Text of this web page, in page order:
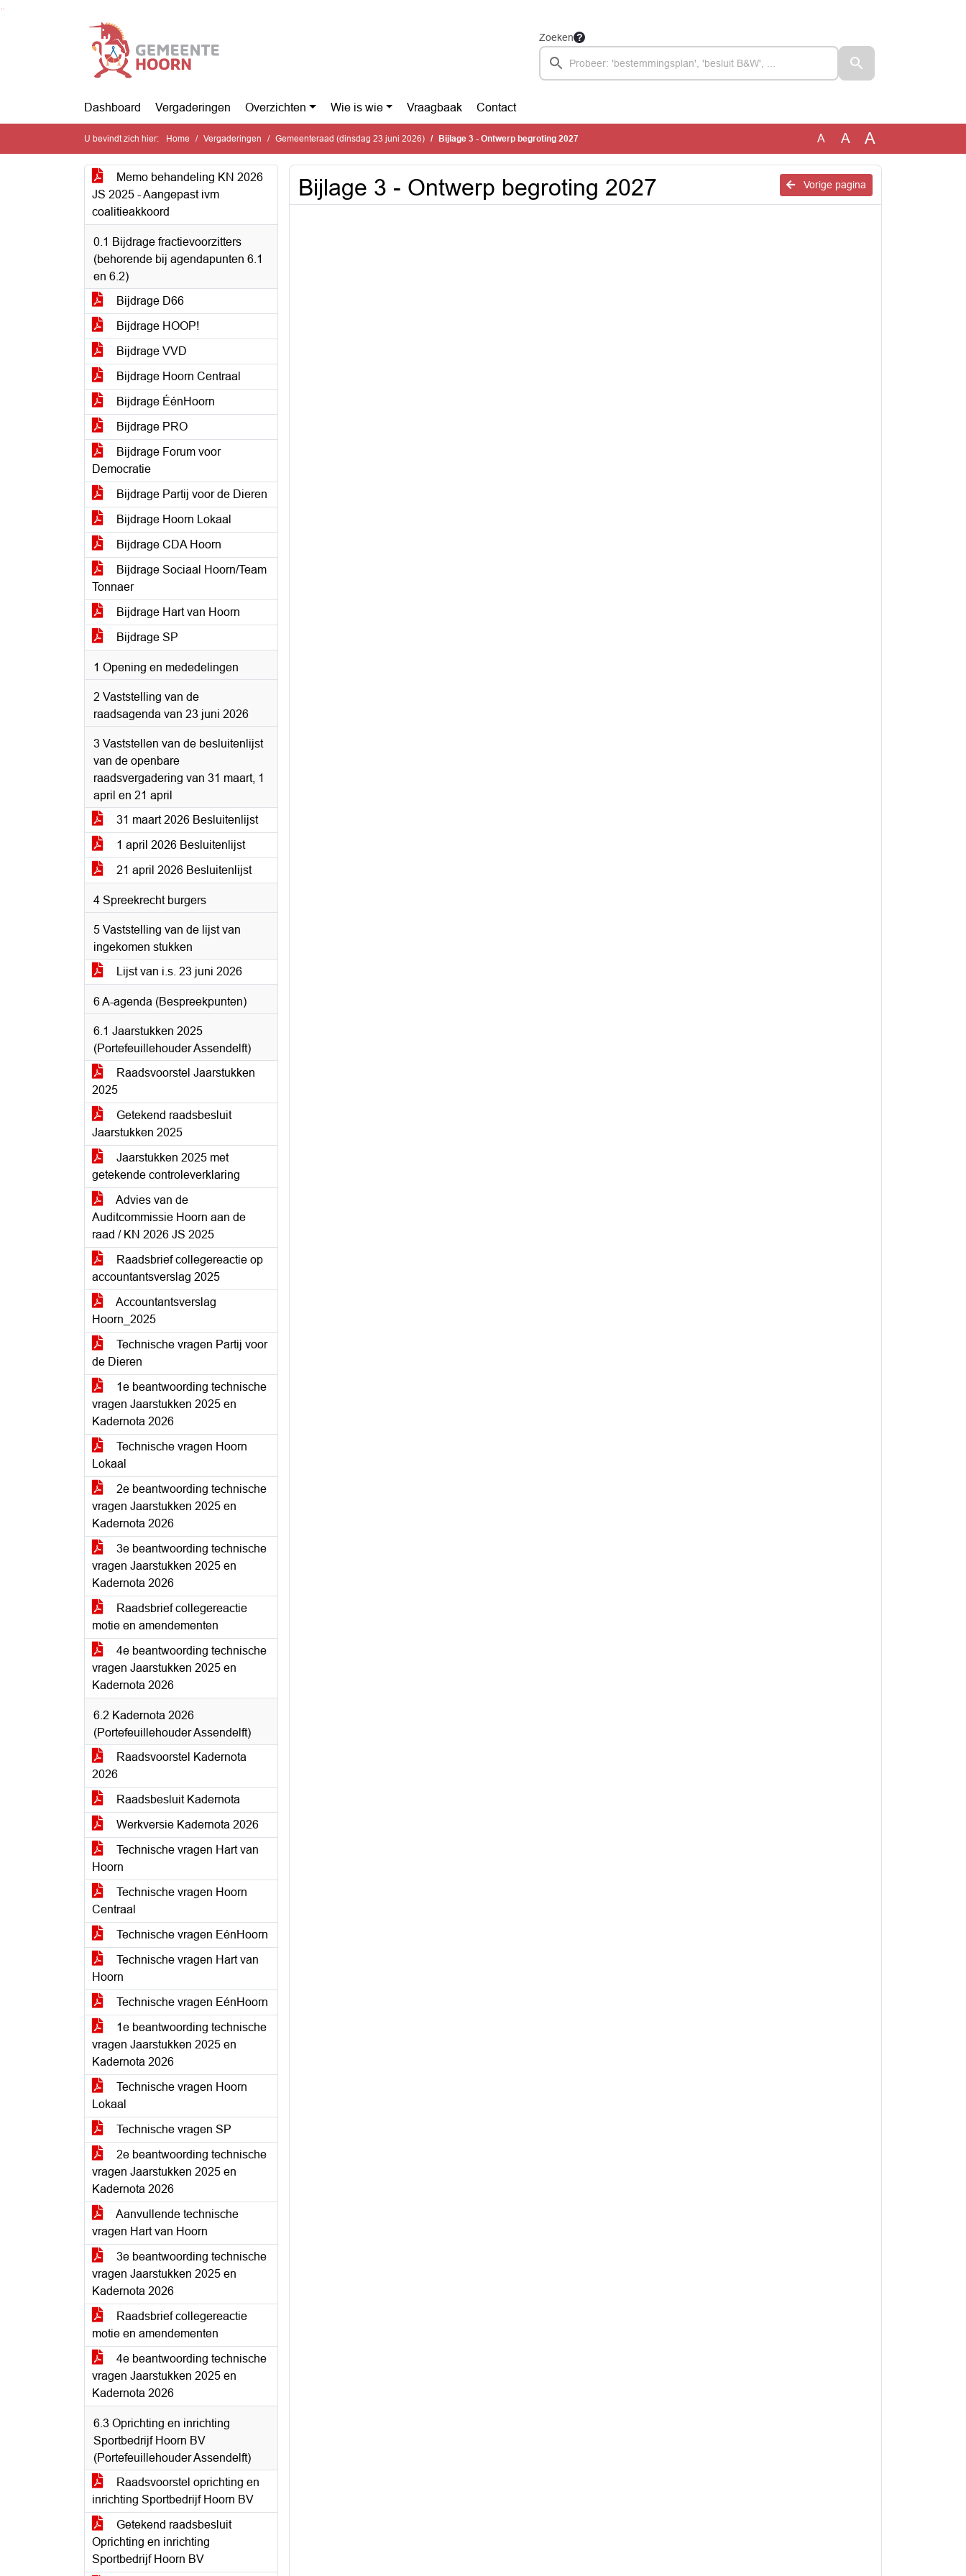
Zoeken
Dashboard Vergaderingen Overzichten Wie is wie Vraagbaak Contact
U bevindt zich hier: Home Vergaderingen Gemeenteraad (dinsdag 23 juni 2026) Bijlage 3 - Ontwerp begroting 2027 A A A
Memo behandeling KN 2026
JS 2025 - Aangepast ivm
coalitieakkoord
0.1 Bijdrage fractievoorzitters
(behorende bij agendapunten 6.1
en 6.2)
Bijdrage D66
Bijdrage HOOP!
Bijdrage VVD
Bijdrage Hoorn Centraal
Bijdrage ÉénHoorn
Bijdrage PRO
Bijdrage Forum voor
Democratie
Bijdrage Partij voor de Dieren
Bijdrage Hoorn Lokaal
Bijdrage CDA Hoorn
Bijdrage Sociaal Hoorn/Team
Tonnaer
Bijdrage Hart van Hoorn
Bijdrage SP
1 Opening en mededelingen
2 Vaststelling van de
raadsagenda van 23 juni 2026
3 Vaststellen van de besluitenlijst
van de openbare
raadsvergadering van 31 maart, 1
april en 21 april
31 maart 2026 Besluitenlijst
1 april 2026 Besluitenlijst
21 april 2026 Besluitenlijst
4 Spreekrecht burgers
5 Vaststelling van de lijst van
ingekomen stukken
Lijst van i.s. 23 juni 2026
6 A-agenda (Bespreekpunten)
6.1 Jaarstukken 2025
(Portefeuillehouder Assendelft)
Raadsvoorstel Jaarstukken
2025
Getekend raadsbesluit
Jaarstukken 2025
Jaarstukken 2025 met
getekende controleverklaring
Advies van de
Auditcommissie Hoorn aan de
raad / KN 2026 JS 2025
Raadsbrief collegereactie op
accountantsverslag 2025
Accountantsverslag
Hoorn_2025
Technische vragen Partij voor
de Dieren
1e beantwoording technische
vragen Jaarstukken 2025 en
Kadernota 2026
Technische vragen Hoorn
Lokaal
2e beantwoording technische
vragen Jaarstukken 2025 en
Kadernota 2026
3e beantwoording technische
vragen Jaarstukken 2025 en
Kadernota 2026
Raadsbrief collegereactie
motie en amendementen
4e beantwoording technische
vragen Jaarstukken 2025 en
Kadernota 2026
6.2 Kadernota 2026
(Portefeuillehouder Assendelft)
Raadsvoorstel Kadernota
2026
Raadsbesluit Kadernota
Werkversie Kadernota 2026
Technische vragen Hart van
Hoorn
Technische vragen Hoorn
Centraal
Technische vragen EénHoorn
Technische vragen Hart van
Hoorn
Technische vragen EénHoorn
1e beantwoording technische
vragen Jaarstukken 2025 en
Kadernota 2026
Technische vragen Hoorn
Lokaal
Technische vragen SP
2e beantwoording technische
vragen Jaarstukken 2025 en
Kadernota 2026
Aanvullende technische
vragen Hart van Hoorn
3e beantwoording technische
vragen Jaarstukken 2025 en
Kadernota 2026
Raadsbrief collegereactie
motie en amendementen
4e beantwoording technische
vragen Jaarstukken 2025 en
Kadernota 2026
6.3 Oprichting en inrichting
Sportbedrijf Hoorn BV
(Portefeuillehouder Assendelft)
Raadsvoorstel oprichting en
inrichting Sportbedrijf Hoorn BV
Getekend raadsbesluit
Oprichting en inrichting
Sportbedrijf Hoorn BV
Vorige pagina
Bijlage 3 - Ontwerp begroting 2027